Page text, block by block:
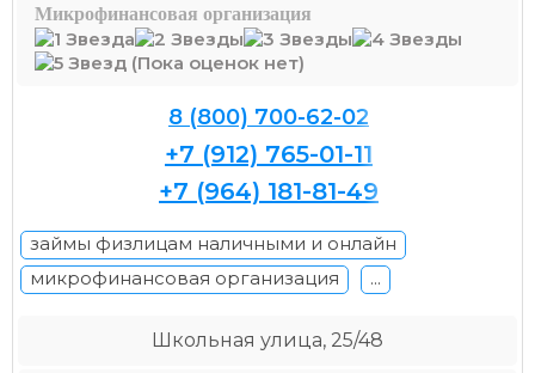
Микрофинансовая организация
(Пока оценок нет)
8 (800) 700-62-02
+7 (912) 765-01-11
+7 (964) 181-81-49
займы физлицам наличными и онлайн
микрофинансовая организация
...
Школьная улица, 25/48